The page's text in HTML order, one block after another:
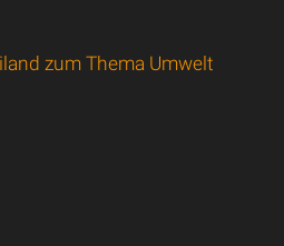
zum Thema Umwelt